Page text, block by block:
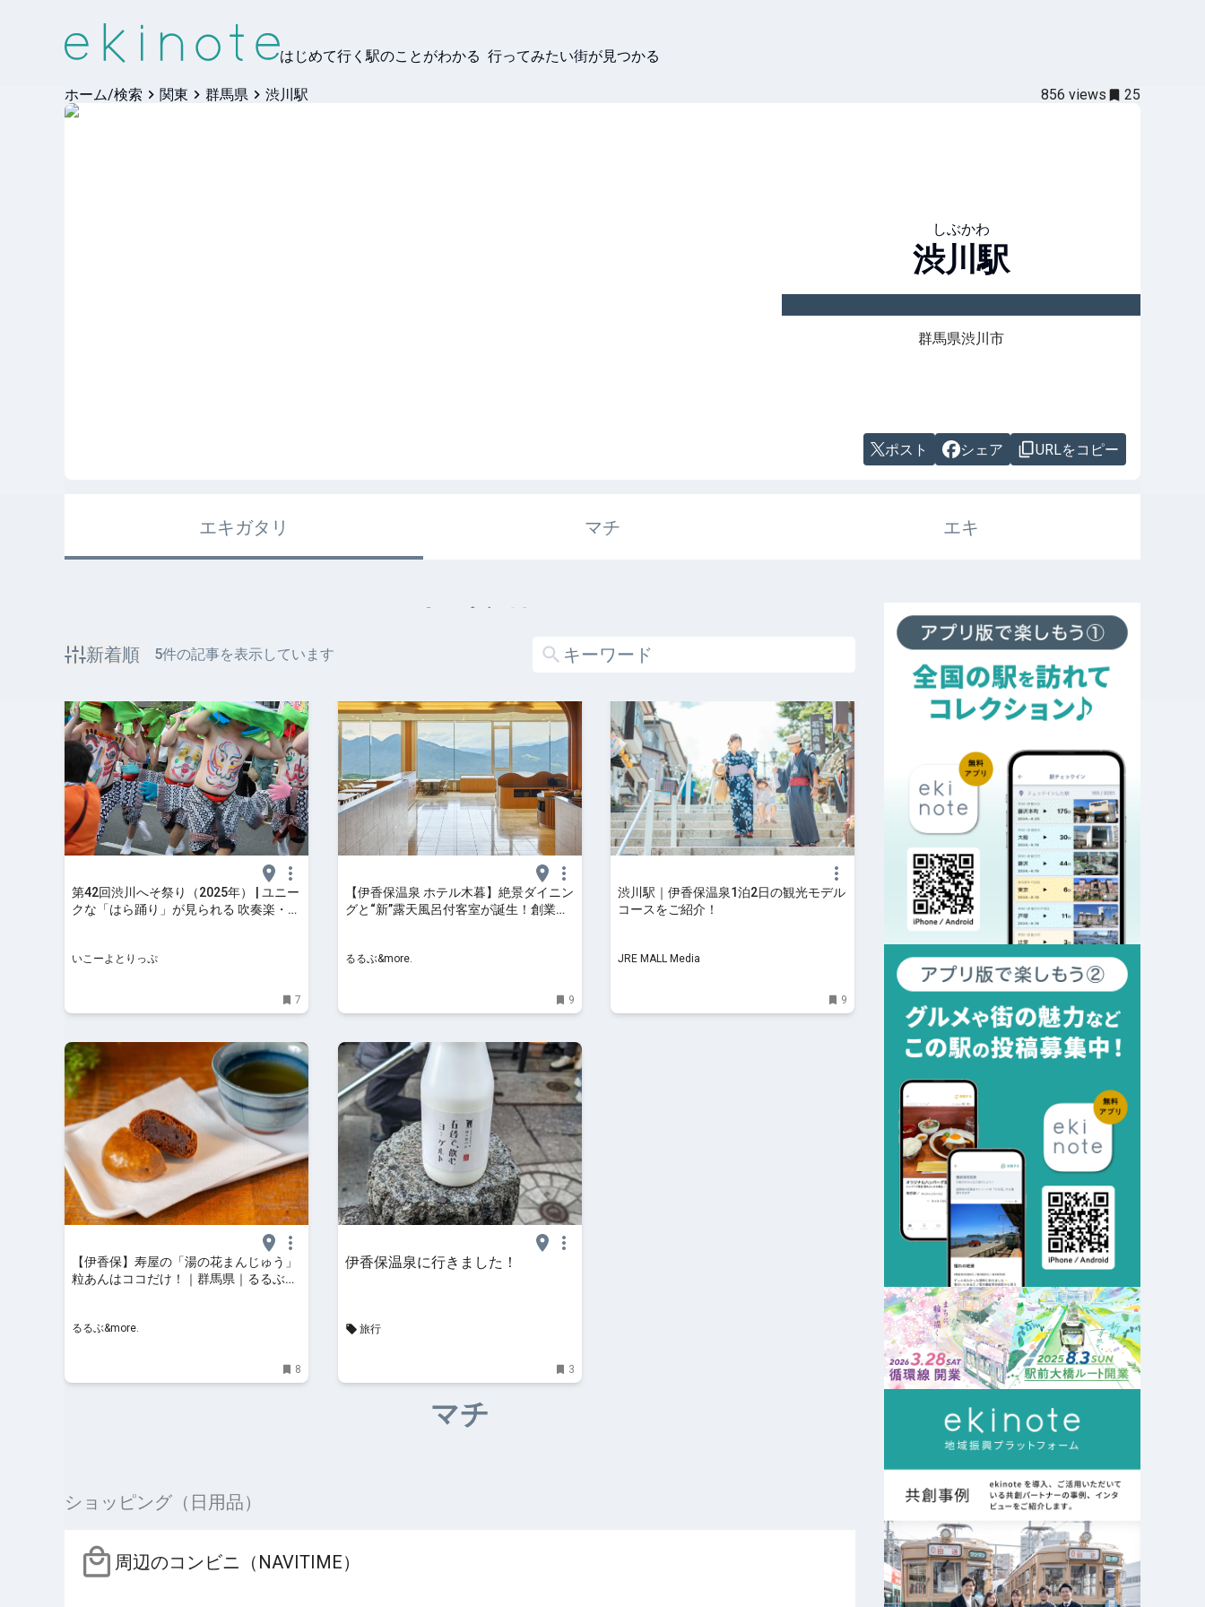
はじめて行く駅のことがわかる 行ってみたい街が見つかる
ホーム/検索 関東 群馬県 渋川駅 856 views 25
しぶかわ
渋川駅
群馬県渋川市
ポスト シェア URLをコピー
エキガタリ マチ エキ
エキガタリ
新着順 5件の記事を表示しています
第42回渋川へそ祭り（2025年） | ユニー
クな「はら踊り」が見られる 吹奏楽・和
いこーよとりっぷ
7
【伊香保温泉 ホテル木暮】絶景ダイニン
グと“新”露天風呂付客室が誕生！創業
るるぶ&more.
9
渋川駅｜伊香保温泉1泊2日の観光モデル
コースをご紹介！
JRE MALL Media
9
【伊香保】寿屋の「湯の花まんじゅう」
粒あんはココだけ！｜群馬県｜るるぶ
るるぶ&more.
8
伊香保温泉に行きました！
旅行
3
マチ
ショッピング（日用品）
周辺のコンビニ（NAVITIME）